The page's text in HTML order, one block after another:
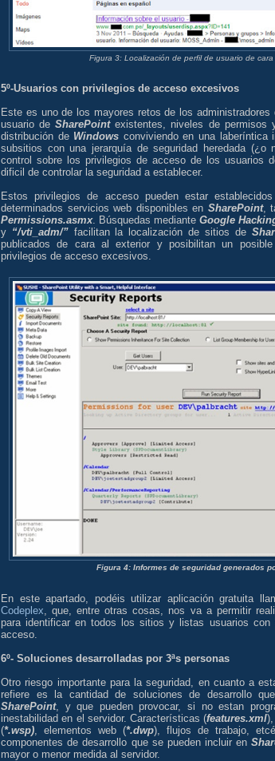
Figura 3: Localización de perfil de usuario de cara
5º-Usuarios con privilegios de acceso excesivos
Este es uno de los mayores retos de los
usuario deSharePointexistentes, niveles de permisos
distribución de Windows conviviendo en una laberíntica
subsitios con una jerarquía de seguridad heredada (¿o
control sobre los privilegios de acceso de los usuarios
dificil de controlar la seguridad a establecer.
Estos privilegios de acceso pueden estar
determinados servicios web disponibles en SharePoint,
Permissions.asmx. Búsquedas mediante Google
y “/vti_adm/”facilitan la localización de sitios de
publicados de cara al exterior y posibilitan un
privilegios de acceso excesivos.
Figura 4: Informes de seguridad generados
En este apartado, podéis utilizar aplicación gratuita
Codeplex , que, entre otras cosas, nos va a permitir
para identificar en todos los sitios y listas usuarios
acceso.
6º- Soluciones desarrolladas por 3ªs personas
Otro riesgo importante para la seguridad, en cuanto a
refiere es la cantidad de soluciones de desarrollo
SharePoint, y que pueden provocar, si no estan
inestabilidad en el servidor. Características (features.xml
(*.wsp) , elementos web (*.dwp), flujos de trabajo,
componentes de desarrollo que se pueden incluir en
mayor o menor medida al servidor.